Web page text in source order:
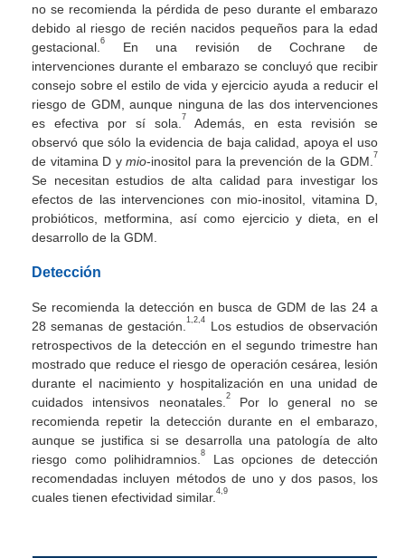
no se recomienda la pérdida de peso durante el embarazo
debido al riesgo de recién nacidos pequeños para la edad
gestacional. 6
En una revisión de Cochrane de
intervenciones durante el embarazo se concluyó que recibir
consejo sobre el estilo de vida y ejercicio ayuda a reducir el
riesgo de GDM, aunque ninguna de las dos intervenciones
es efectiva por sí sola. 7 Además, en esta revisión se
observó que sólo la evidencia de baja calidad, apoya el uso
de vitamina D ymio-inositol para la prevención de la GDM. 7
Se necesitan estudios de alta calidad para investigar los
efectos de las intervenciones con mio-inositol, vitamina D,
probióticos, metformina, así como ejercicio y dieta, en el
desarrollo de la GDM.
Detección
Se recomienda la detección en busca de GDM de las 24 a
28 semanas de gestación.1,2,4
Los estudios de observación
retrospectivos de la detección en el segundo trimestre han
mostrado que reduce el riesgo de operación cesárea, lesión
durante el nacimiento y hospitalización en una unidad de
cuidados intensivos neonatales. 2Por lo general no se
recomienda repetir la detección durante en el embarazo,
aunque se justifica si se desarrolla una patología de alto
riesgo como polihidramnios. 8
Las opciones de detección
recomendadas incluyen métodos de uno y dos pasos, los
cuales tienen efectividad similar. 4,9